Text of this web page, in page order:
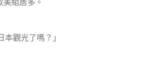
美組居多。
本觀光了嗎？」